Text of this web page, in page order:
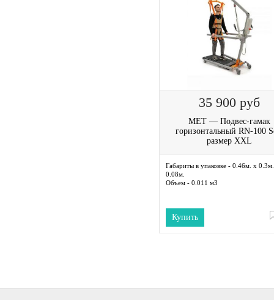
35 900 руб
MET — Подвес-гамак
горизонтальный RN-100
размер XXL
Габариты в упаковке - 0.46м. x
0.08м.
Объем - 0.011 м3
Купить